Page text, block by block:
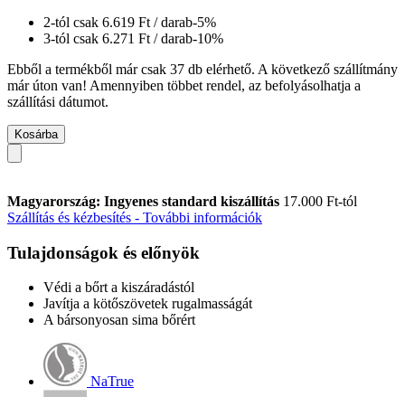
2-tól csak 6.619 Ft / darab-5%
3-tól csak 6.271 Ft / darab-10%
Ebből a termékből már csak 37 db elérhető. A következő szállítmány
már úton van! Amennyiben többet rendel, az befolyásolhatja a
szállítási dátumot.
Kosárba
Magyarország: Ingyenes standard kiszállítás 17.000 Ft-tól
Szállítás és kézbesítés - További információk
Tulajdonságok és előnyök
Védi a bőrt a kiszáradástól
Javítja a kötőszövetek rugalmasságát
A bársonyosan sima bőrért
NaTrue